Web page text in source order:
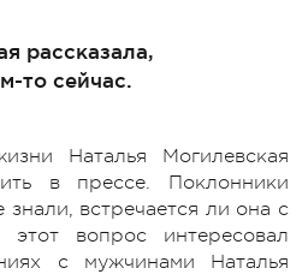
рассказала,
то сейчас.
Наталья Могилевская
в прессе. Поклонники
встречается ли она с
этот вопрос интересовал
с мужчинами Наталья